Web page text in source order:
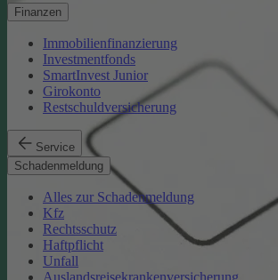
Finanzen
Immobilienfinanzierung
Investmentfonds
SmartInvest Junior
Girokonto
Restschuldversicherung
Service
Schadenmeldung
Alles zur Schadenmeldung
Kfz
Rechtsschutz
Haftpflicht
Unfall
Auslandsreisekrankenversicherung